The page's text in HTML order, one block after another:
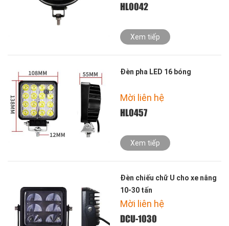
HL0042
Xem tiếp
Đèn pha LED 16 bóng
Mời liên hệ
HL0457
Xem tiếp
Đèn chiếu chữ U cho xe nâng
10-30 tấn
Mời liên hệ
DCU-1030